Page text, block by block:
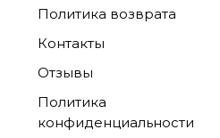
Политика возврата
Контакты
Отзывы
Политика
конфиденциальности